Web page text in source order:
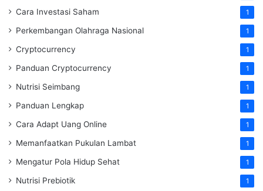
Cara Investasi Saham 1
Perkembangan Olahraga Nasional 1
Cryptocurrency 1
Panduan Cryptocurrency 1
Nutrisi Seimbang 1
Panduan Lengkap 1
Cara Adapt Uang Online 1
Memanfaatkan Pukulan Lambat 1
Mengatur Pola Hidup Sehat 1
Nutrisi Prebiotik 1